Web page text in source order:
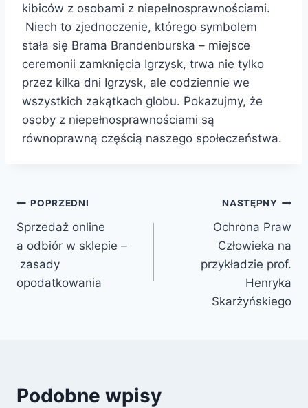
kibiców z osobami z niepełnosprawnościami.
Niech to zjednoczenie, którego symbolem
stała się Brama Brandenburska – miejsce
ceremonii zamknięcia Igrzysk, trwa nie tylko
przez kilka dni Igrzysk, ale codziennie we
wszystkich zakątkach globu. Pokazujmy, że
osoby z niepełnosprawnościami są
równoprawną częścią naszego społeczeństwa.
POPRZEDNI
Sprzedaż online
a odbiór w sklepie –
zasady
opodatkowania
NASTĘPNY
Ochrona Praw
Człowieka na
przykładzie prof.
Henryka
Skarżyńskiego
Podobne wpisy